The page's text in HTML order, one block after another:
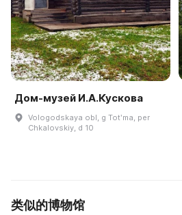
Дом-музей И.А.Кускова
Vologodskaya obl, g Totʹma, per
Chkalovskiy, d 10
类似的博物馆